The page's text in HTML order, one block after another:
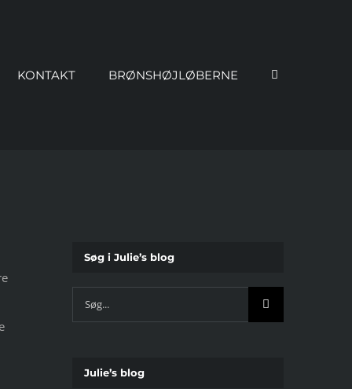
KONTAKT BRØNSHØJLØBERNE
Søg i Julie’s blog
Søg
efter:
Julie’s blog